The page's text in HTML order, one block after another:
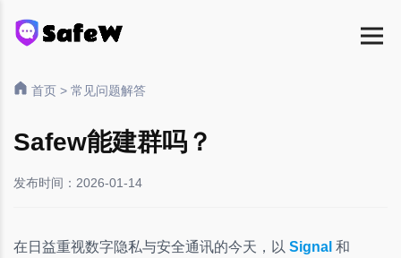
首页 > 常见问题解答
Safew能建群吗？
发布时间：2026-01-14
在日益重视数字隐私与安全通讯的今天，以 Signal 和